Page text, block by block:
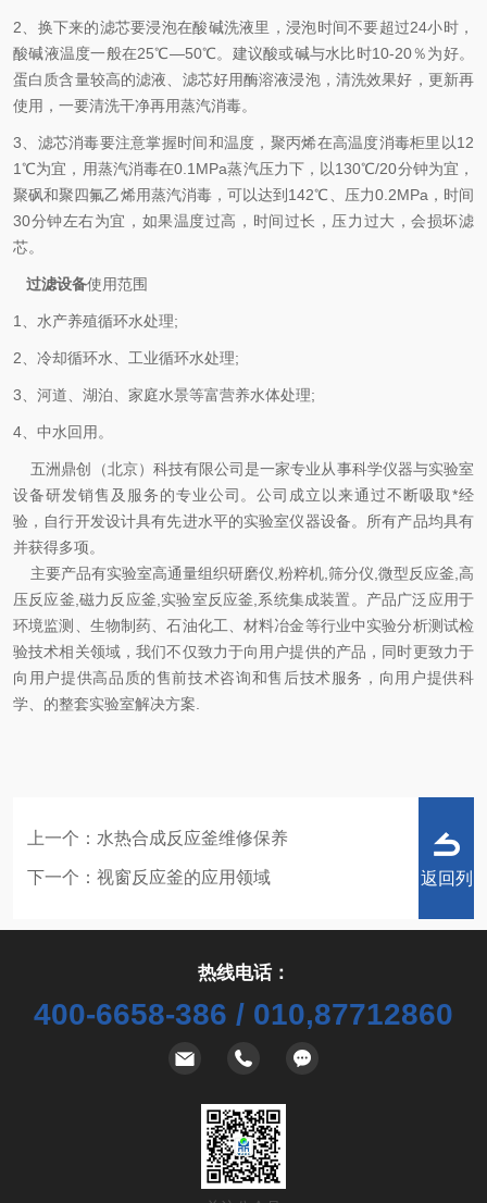
2、换下来的滤芯要浸泡在酸碱洗液里，浸泡时间不要超过24小时，
酸碱液温度一般在25℃—50℃。建议酸或碱与水比时10-20％为好。
蛋白质含量较高的滤液、滤芯好用酶溶液浸泡，清洗效果好，更新再
使用，一要清洗干净再用蒸汽消毒。
3、滤芯消毒要注意掌握时间和温度，聚丙烯在高温度消毒柜里以12
1℃为宜，用蒸汽消毒在0.1MPa蒸汽压力下，以130℃/20分钟为宜，
聚砜和聚四氟乙烯用蒸汽消毒，可以达到142℃、压力0.2MPa，时间
30分钟左右为宜，如果温度过高，时间过长，压力过大，会损坏滤
芯。
过滤设备使用范围
1、水产养殖循环水处理;
2、冷却循环水、工业循环水处理;
3、河道、湖泊、家庭水景等富营养水体处理;
4、中水回用。
五洲鼎创（北京）科技有限公司是一家专业从事科学仪器与实验室
设备研发销售及服务的专业公司。公司成立以来通过不断吸取*经
验，自行开发设计具有先进水平的实验室仪器设备。所有产品均具有
并获得多项。
主要产品有实验室高通量组织研磨仪,粉粹机,筛分仪,微型反应釜,高
压反应釜,磁力反应釜,实验室反应釜,系统集成装置。产品广泛应用于
环境监测、生物制药、石油化工、材料冶金等行业中实验分析测试检
验技术相关领域，我们不仅致力于向用户提供的产品，同时更致力于
向用户提供高品质的售前技术咨询和售后技术服务，向用户提供科
学、的整套实验室解决方案.
上一个： 水热合成反应釜维修保养
下一个： 视窗反应釜的应用领域 返回列
热线电话：
400-6658-386 / 010,87712860